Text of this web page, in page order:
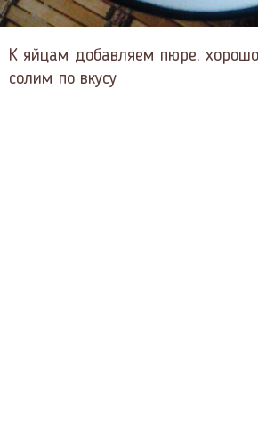
К яйцам добавляем пюре,
солим по вкусу